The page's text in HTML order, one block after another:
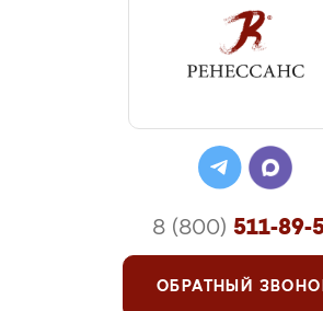
8 (800) 511-89-
ОБРАТНЫЙ